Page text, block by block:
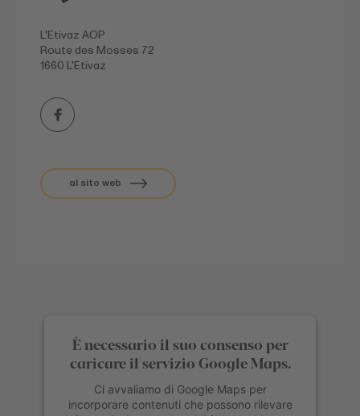
L'Etivaz AOP
Route des Mosses 72
1660 L'Etivaz
al sito web
È necessario il suo consenso per
caricare il servizio Google Maps.
Ci avvaliamo di Google Maps per
incorporare contenuti che possono rilevare